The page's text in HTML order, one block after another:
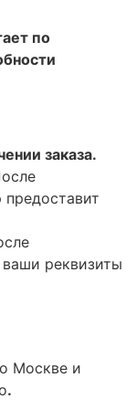
по
заказа.
реквизиты
Москве и
.